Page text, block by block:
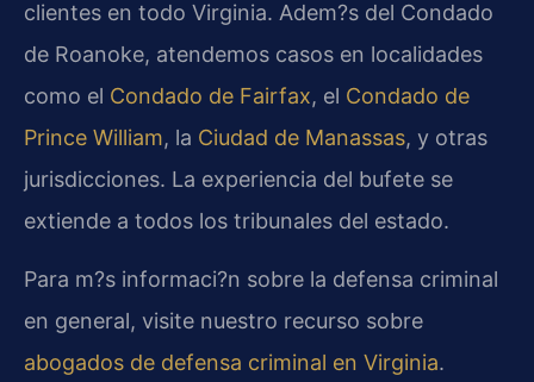
clientes en todo Virginia. Adem?s del Condado
de Roanoke, atendemos casos en localidades
como el Condado de Fairfax, el Condado de
Prince William, la Ciudad de Manassas, y otras
jurisdicciones. La experiencia del bufete se
extiende a todos los tribunales del estado.
Para m?s informaci?n sobre la defensa criminal
en general, visite nuestro recurso sobre
abogados de defensa criminal en Virginia.